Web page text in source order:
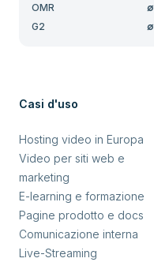
OMR ∅
G2
∅
Casi d'uso
Hosting video in Europa
Video per siti web e
marketing
E-learning e formazione
Pagine prodotto e docs
Comunicazione interna
Live-Streaming